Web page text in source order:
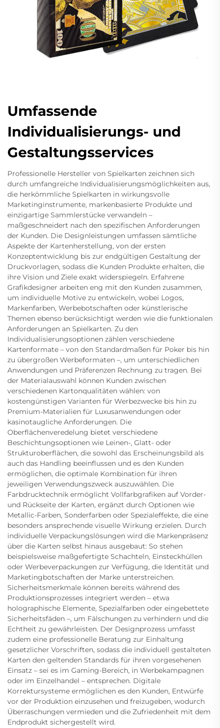
Umfassende
Individualisierungs- und
Gestaltungsservices
Professionelle Hersteller von Spielkarten zeichnen sich
durch umfangreiche Individualisierungsmöglichkeiten aus,
die herkömmliche Spielkarten in wirkungsvolle
Marketinginstrumente, markenbasierte Produkte und
einzigartige Sammlerstücke verwandeln –
maßgeschneidert nach den spezifischen Anforderungen
der Kunden. Die Designleistungen umfassen sämtliche
Aspekte der Kartenherstellung, von der ersten
Konzeptentwicklung bis zur endgültigen Gestaltung der
Druckvorlagen, sodass die Kunden Produkte erhalten, die
ihre Vision und Ziele exakt widerspiegeln. Erfahrene
Grafikdesigner arbeiten eng mit den Kunden zusammen,
um individuelle Motive zu entwickeln, wobei Logos,
Markenfarben, Werbebotschaften oder künstlerische
Themen ebenso berücksichtigt werden wie die funktionalen
Anforderungen an Spielkarten. Zu den
Individualisierungsoptionen zählen verschiedene
Kartenformate – von den Standardmaßen für Poker bis hin
zu übergroßen Werbeformaten –, um unterschiedlichen
Anwendungen und Präferenzen Rechnung zu tragen. Bei
der Materialauswahl können Kunden zwischen
verschiedenen Kartonqualitäten wählen: von
kostengünstigen Varianten für Werbezwecke bis hin zu
Premium-Materialien für Luxusanwendungen oder
kasinotaugliche Anforderungen. Die
Oberflächenveredelung bietet verschiedene
Beschichtungsoptionen wie Leinen-, Glatt- oder
Strukturoberflächen, die sowohl das Erscheinungsbild als
auch das Handling beeinflussen und es den Kunden
ermöglichen, die optimale Kombination für ihren
jeweiligen Verwendungszweck auszuwählen. Die
Farbdrucktechnik ermöglicht Vollfarbgrafiken auf Vorder-
und Rückseite der Karten, ergänzt durch Optionen wie
Metallic-Farben, Sonderfarben oder Spezialeffekte, die eine
besonders ansprechende visuelle Wirkung erzielen. Durch
individuelle Verpackungslösungen wird die Markenpräsenz
über die Karten selbst hinaus ausgebaut: So stehen
beispielsweise maßgefertigte Schachteln, Einsteckhüllen
oder Werbeverpackungen zur Verfügung, die Identität und
Marketingbotschaften der Marke unterstreichen.
Sicherheitsmerkmale können bereits während des
Produktionsprozesses integriert werden – etwa
holographische Elemente, Spezialfarben oder eingebettete
Sicherheitsfäden –, um Fälschungen zu verhindern und die
Echtheit zu gewährleisten. Der Designprozess umfasst
zudem eine professionelle Beratung zur Einhaltung
gesetzlicher Vorschriften, sodass die individuell gestalteten
Karten den geltenden Standards für ihren vorgesehenen
Einsatz – sei es im Gaming-Bereich, in Werbekampagnen
oder im Einzelhandel – entsprechen. Digitale
Korrektursysteme ermöglichen es den Kunden, Entwürfe
vor der Produktion einzusehen und freizugeben, wodurch
Überraschungen vermieden und die Zufriedenheit mit dem
Endprodukt sichergestellt wird.